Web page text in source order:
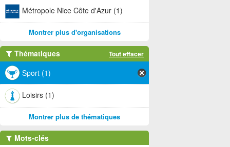
Métropole Nice Côte d'Azur (1)
Montrer plus d'organisations
Thématiques Tout effacer
Sport (1)
Loisirs (1)
Montrer plus de thématiques
Mots-clés